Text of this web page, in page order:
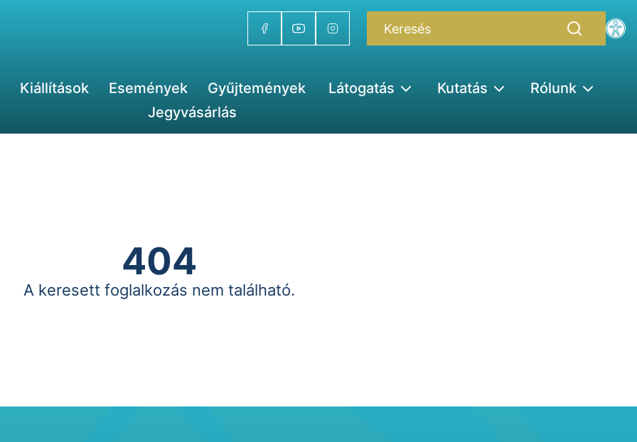
Kiállítások Események Gyűjtemények Látogatás Kutatás
Rólunk
Jegyvásárlás
404
A keresett foglalkozás nem található.